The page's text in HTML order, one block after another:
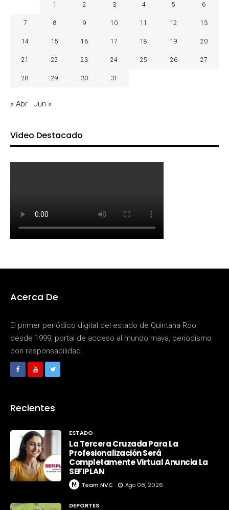
1 2 3 4 5 6
7 8 9 10 11 12 13
14 15 16 17 18 19 20
21 22 23 24 25 26 27
28 29 30 31
« Abr Jun »
Video Destacado
Acerca De
El primer periódico digital del estado de Quintana Roo
desde 1999, portal de acceso al mundo maya, periodismo
con responsabilidad.
Recientes
ESTADO
La Tercera Cruzada Para La
Profesionalización Será
Completamente Virtual Anuncia La
SEFIPLAN
Team NVC Ago 08, 2026
DEPORTES